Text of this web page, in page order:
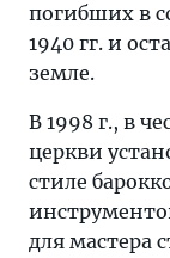
погибших в
1940 гг. и
земле.
В 1998 г., в
церкви
стиле
для мастера